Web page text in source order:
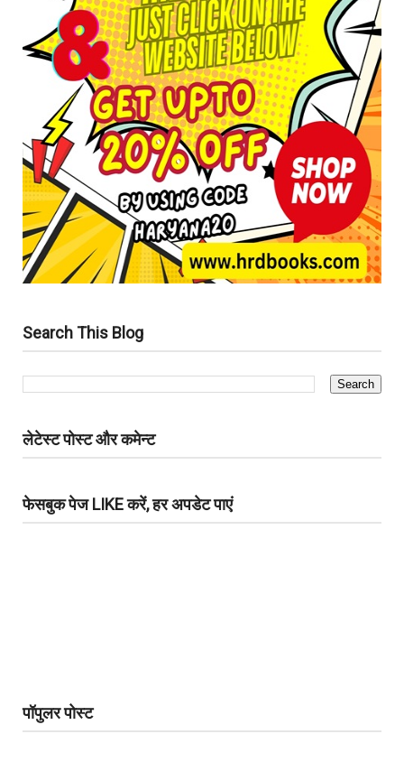
Search This Blog
लेटेस्ट पोस्ट और कमेन्ट
फेसबुक पेज LIKE करें, हर अपडेट पाएं
पॉपुलर पोस्ट